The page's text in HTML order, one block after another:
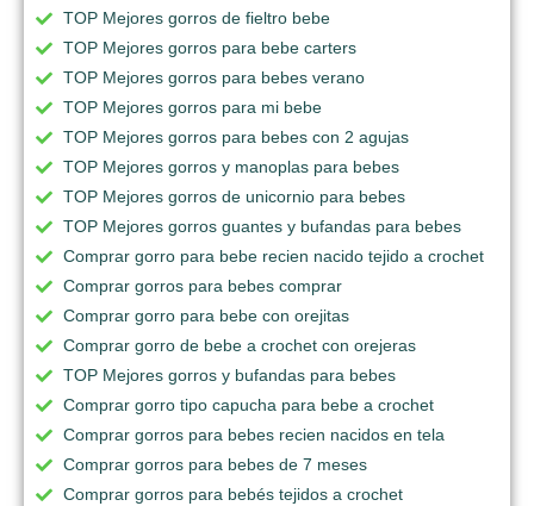
TOP Mejores gorros de fieltro bebe
TOP Mejores gorros para bebe carters
TOP Mejores gorros para bebes verano
TOP Mejores gorros para mi bebe
TOP Mejores gorros para bebes con 2 agujas
TOP Mejores gorros y manoplas para bebes
TOP Mejores gorros de unicornio para bebes
TOP Mejores gorros guantes y bufandas para bebes
Comprar gorro para bebe recien nacido tejido a crochet
Comprar gorros para bebes comprar
Comprar gorro para bebe con orejitas
Comprar gorro de bebe a crochet con orejeras
TOP Mejores gorros y bufandas para bebes
Comprar gorro tipo capucha para bebe a crochet
Comprar gorros para bebes recien nacidos en tela
Comprar gorros para bebes de 7 meses
Comprar gorros para bebés tejidos a crochet